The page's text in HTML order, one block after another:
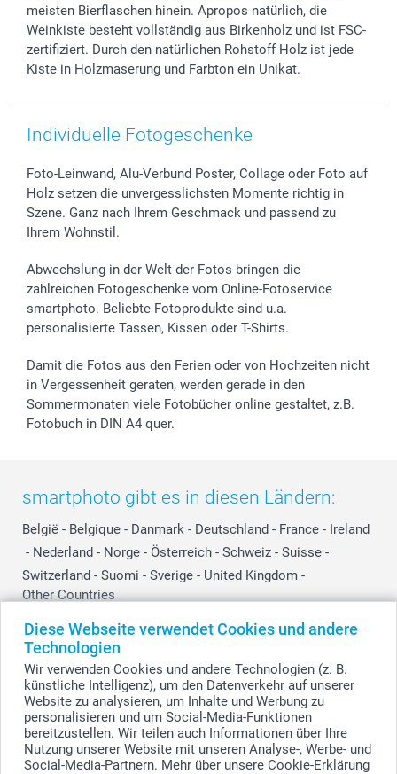
Diese Webseite verwendet Cookies und andere
Technologien
Wir verwenden Cookies und andere Technologien (z. B.
künstliche Intelligenz), um den Datenverkehr auf unserer
Website zu analysieren, um Inhalte und Werbung zu
personalisieren und um Social-Media-Funktionen
bereitzustellen. Wir teilen auch Informationen über Ihre
Nutzung unserer Website mit unseren Analyse-, Werbe- und
Social-Media-Partnern. Mehr über unsere Cookie-Erklärung
meisten Bierflaschen hinein. Apropos natürlich, die
Weinkiste besteht vollständig aus Birkenholz und ist FSC-
zertifiziert. Durch den natürlichen Rohstoff Holz ist jede
Kiste in Holzmaserung und Farbton ein Unikat.
Individuelle Fotogeschenke
Foto-Leinwand, Alu-Verbund Poster, Collage oder Foto auf
Holz setzen die unvergesslichsten Momente richtig in
Szene. Ganz nach Ihrem Geschmack und passend zu
Ihrem Wohnstil.
Abwechslung in der Welt der Fotos bringen die
zahlreichen Fotogeschenke vom Online-Fotoservice
smartphoto. Beliebte Fotoprodukte sind u.a.
personalisierte Tassen, Kissen oder T-Shirts.
Damit die Fotos aus den Ferien oder von Hochzeiten nicht
in Vergessenheit geraten, werden gerade in den
Sommermonaten viele Fotobücher online gestaltet, z.B.
Fotobuch in DIN A4 quer.
smartphoto gibt es in diesen Ländern:
België - Belgique - Danmark - Deutschland - France - Ireland
- Nederland - Norge - Österreich - Schweiz - Suisse -
Switzerland - Suomi - Sverige - United Kingdom -
Other Countries
© smartphoto Group. Alle Rechte vorbehalten.
Alle Preise verstehen sich in Schweizer Franken (CHF) inkl. MwSt. und zzgl.
Versandkosten.